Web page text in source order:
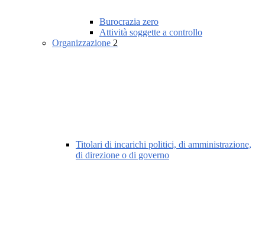
Burocrazia zero
Attività soggette a controllo
Organizzazione 2
Titolari di incarichi politici, di amministrazione,
di direzione o di governo